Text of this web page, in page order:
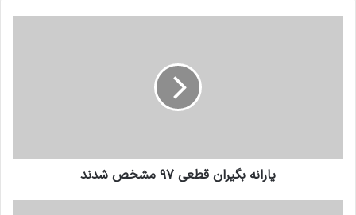
یارانه بگیران قطعی ۹۷ مشخص شدند